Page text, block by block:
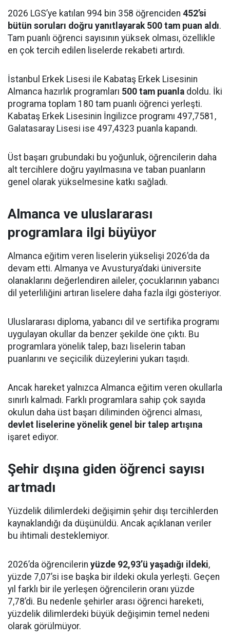
2026 LGS’ye katılan 994 bin 358 öğrenciden 452’si
bütün soruları doğru yanıtlayarak 500 tam puan aldı.
Tam puanlı öğrenci sayısının yüksek olması, özellikle
en çok tercih edilen liselerde rekabeti artırdı.
İstanbul Erkek Lisesi ile Kabataş Erkek Lisesinin
Almanca hazırlık programları 500 tam puanla doldu. İki
programa toplam 180 tam puanlı öğrenci yerleşti.
Kabataş Erkek Lisesinin İngilizce programı 497,7581,
Galatasaray Lisesi ise 497,4323 puanla kapandı.
Üst başarı grubundaki bu yoğunluk, öğrencilerin daha
alt tercihlere doğru yayılmasına ve taban puanların
genel olarak yükselmesine katkı sağladı.
Almanca ve uluslararası
programlara ilgi büyüyor
Almanca eğitim veren liselerin yükselişi 2026’da da
devam etti. Almanya ve Avusturya’daki üniversite
olanaklarını değerlendiren aileler, çocuklarının yabancı
dil yeterliliğini artıran liselere daha fazla ilgi gösteriyor.
Uluslararası diploma, yabancı dil ve sertifika programı
uygulayan okullar da benzer şekilde öne çıktı. Bu
programlara yönelik talep, bazı liselerin taban
puanlarını ve seçicilik düzeylerini yukarı taşıdı.
Ancak hareket yalnızca Almanca eğitim veren okullarla
sınırlı kalmadı. Farklı programlara sahip çok sayıda
okulun daha üst başarı diliminden öğrenci alması,
devlet liselerine yönelik genel bir talep artışına
işaret ediyor.
Şehir dışına giden öğrenci sayısı
artmadı
Yüzdelik dilimlerdeki değişimin şehir dışı tercihlerden
kaynaklandığı da düşünüldü. Ancak açıklanan veriler
bu ihtimali desteklemiyor.
2026’da öğrencilerin yüzde 92,93’ü yaşadığı ildeki,
yüzde 7,07’si ise başka bir ildeki okula yerleşti. Geçen
yıl farklı bir ile yerleşen öğrencilerin oranı yüzde
7,78’di. Bu nedenle şehirler arası öğrenci hareketi,
yüzdelik dilimlerdeki büyük değişimin temel nedeni
olarak görülmüyor.